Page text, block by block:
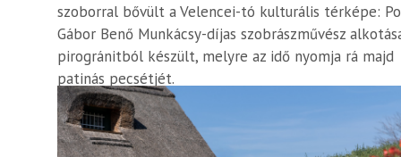
szoborral bővült a Velencei-tó kulturális térképe:
Gábor Benő Munkácsy-díjas szobrászművész
pirogránitból készült, melyre az idő nyomja rá majd
patinás pecsétjét.